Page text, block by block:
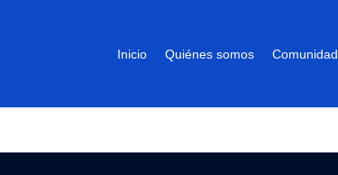
Inicio Quiénes somos Comunidad